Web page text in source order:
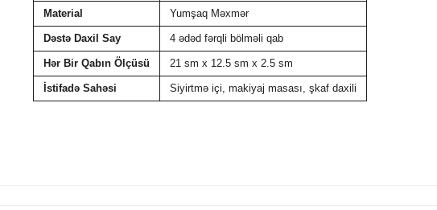
Material Yumşaq Məxmər
Dəstə Daxil Say 4 ədəd fərqli bölməli qab
Hər Bir Qabın Ölçüsü 21 sm x 12.5 sm x 2.5 sm
İstifadə Sahəsi Siyirtmə içi, makiyaj masası, şkaf daxili